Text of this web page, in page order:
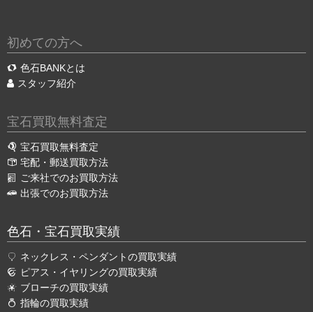
初めての方へ
色石BANKとは
スタッフ紹介
宝石買取無料査定
宝石買取無料査定
宅配・郵送買取方法
ご来社でのお買取方法
出張でのお買取方法
色石・宝石買取実績
ネックレス・ペンダントの買取実績
ピアス・イヤリングの買取実績
ブローチの買取実績
指輪の買取実績